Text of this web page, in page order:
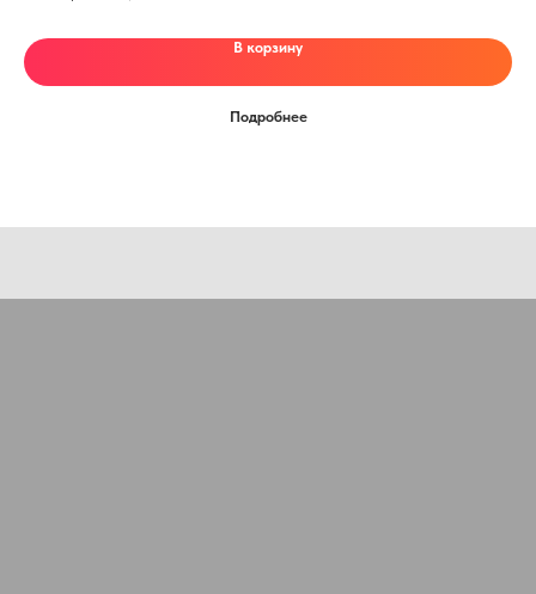
В корзину
Подробнее
Оставьте заявку, наши специалисты свяжутся с вами
и ответят на все вопросы
специалиста?